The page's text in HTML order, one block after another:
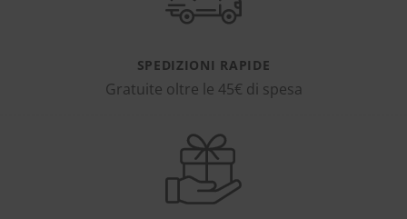
SPEDIZIONI RAPIDE
Gratuite oltre le 45€ di spesa